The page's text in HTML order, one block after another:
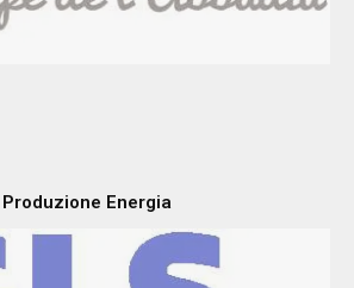
Produzione Energia